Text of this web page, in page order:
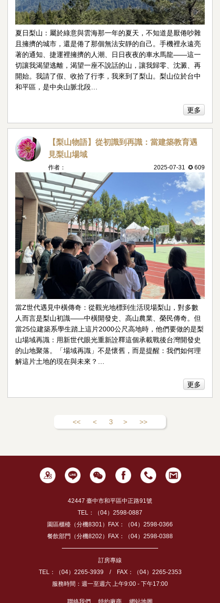
夏日梨山：屬於綠意與雲海那一年的夏天，不知道是厭倦吵雜
且擁擠的城市，還是倦了那個無法安靜的自己。手機裡永遠亮
著的通知、捷運裡擁擠的人潮、日日夜夜的車水馬龍——這一
切讓我渴望逃離，渴望一座不說話的山，讓我歸零、沈澱、再
開始。我請了假、收拾了行李，我來到了梨山。梨山位於台中
和平區，是中央山脈北段…
更多
【梨山物語】從初識到再識：當建築教育遇
見梨山場域
2025-07-31 ✪ 609
作者：
當Z世代遇見中橫傳奇：從觀光地標到生活現場梨山，對多數
人而言是梨山初識——中橫開發史、高山農業、榮民傳奇。但
當25位建築系學生踏上這片2000公尺高地時，他們要做的是梨
山場域再識：用新世代眼光重新詮釋這個承載戰後台灣開發史
的山地聚落。「場域再識」不是懷舊，而是提醒：我們如何理
解這片土地的現在與未來？…
更多
<< < 3 > >>
42447 臺中市和平區中正路91號
TEL：（04）2598-0887
園區櫃檯（分機8301）FAX：（04）2598-0366
餐飲部門（分機8202）FAX：（04）2598-0388
訂房專線
TEL：（04）2265-3939 / FAX：（04）2265-2353
服務時間：週一至週六 上午9:00 - 下午17:00